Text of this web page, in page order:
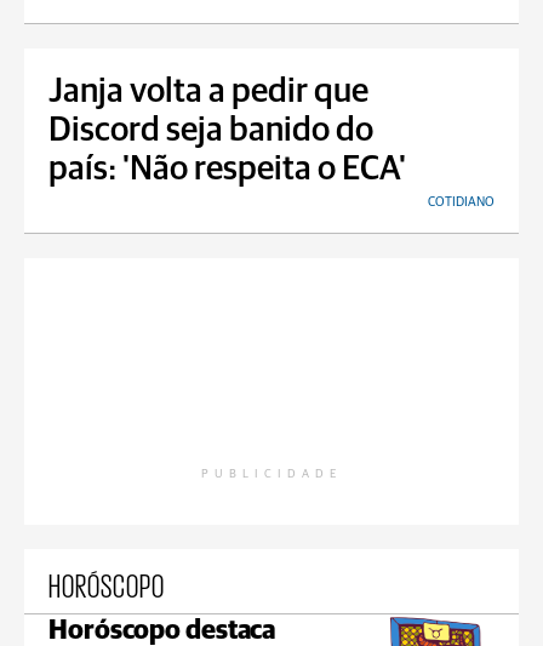
Janja volta a pedir que
Discord seja banido do
país: 'Não respeita o ECA'
COTIDIANO
PUBLICIDADE
HORÓSCOPO
Horóscopo destaca